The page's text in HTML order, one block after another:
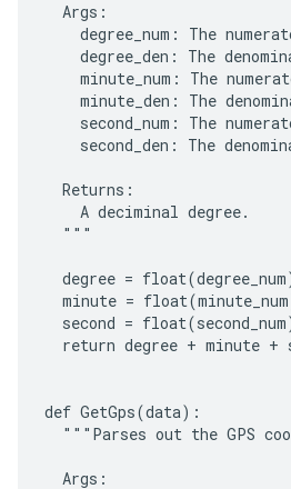
  Args:
degree_num: The
degree_den: The
minute_num: The
minute_den: The
second_num: The
second_den: The
  Returns:
    A deciminal degree.
  """
degree =
minute =
second =
return degree + minute +
def GetGps(data):
"""Parses out the GPS
  Args: